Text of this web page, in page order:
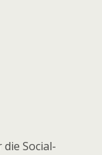
Social-